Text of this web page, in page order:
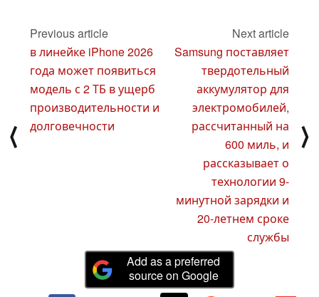
технологии 9-
20-летнем сроке
службы26 July 2024
25 July 2024
⟨
Previous article
в линейке iPhone 2026
года может появиться
модель с 2 ТБ в ущерб
производительности и
долговечности
Next article
Samsung поставляет
твердотельный
аккумулятор для
электромобилей,
рассчитанный на
600 миль, и
рассказывает о
технологии 9-
минутной зарядки и
20-летнем сроке
службы
⟩
Add as a preferred
source on Google